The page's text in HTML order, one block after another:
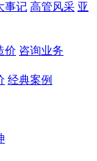
事记 高管风采 亚
价 咨询业务
经典案例